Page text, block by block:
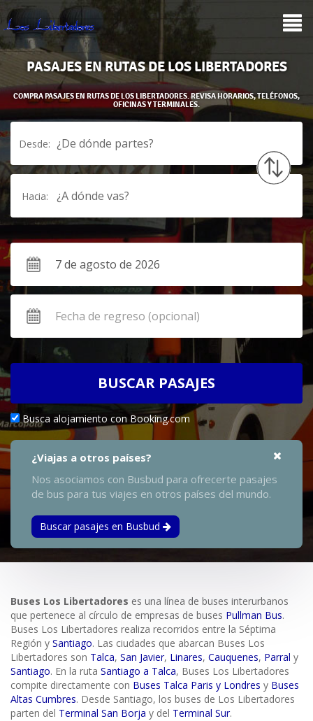
PASAJES EN RUTAS DE LOS LIBERTADORES
COMPRA PASAJES EN RUTAS DE LOS LIBERTADORES. REVISA HORARIOS, TELÉFONOS,
OFICINAS Y TERMINALES.
Desde: ¿De dónde partes?
Hacia: ¿A dónde vas?
BUSCAR PASAJES
Busca alojamiento con Booking.com
¿Viajas a otros países?
Nos asociamos con Busbud para ofrecerte pasajes
de bus para tus viajes en otros países del mundo.
Buscar pasajes en Busbud
Buses Los Libertadores es una línea de buses interurbanos
que pertenece al círculo de empresas de buses Pullman Bus.
Buses Los Libertadores realiza recorridos entre la Séptima
Región y Santiago. Las ciudades que abarcan Buses Los
Libertadores son Talca, San Javier, Linares, Cauquenes, Parral y
Santiago. En la ruta Santiago a Talca, Buses Los Libertadores
compite directamente con Buses Talca Paris y Londres y Buses
Altas Cumbres. Desde Santiago, los buses de Los Libertadores
parten del Terminal San Borja y del Terminal Sur.